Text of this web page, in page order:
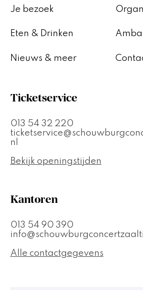
Je bezoek
Eten & Drinken
Nieuws & meer
Ticketservice
013 54 32 220
nl
Bekijk openingstijden
Kantoren
013 54 90 390
Alle contactgegevens